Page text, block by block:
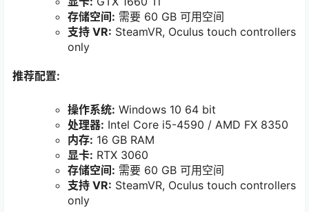
存储空间: 需要 60 GB 可用空间
支持 VR: SteamVR, Oculus touch controllers
only
推荐配置:
操作系统: Windows 10 64 bit
处理器: Intel Core i5-4590 / AMD FX 8350
内存: 16 GB RAM
显卡: RTX 3060
存储空间: 需要 60 GB 可用空间
支持 VR: SteamVR, Oculus touch controllers
only